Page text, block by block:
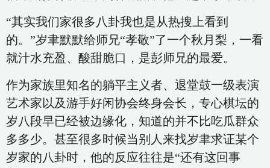
“其实我们家很多八卦我也是从热搜上看到
的。”岁聿默默给师兄“孝敬”了一个秋月梨，一看
就汁水充盈、酸甜脆口，是彭师兄的最爱。
作为家族里知名的躺平主义者、退堂鼓一级表演
艺术家以及游手好闲协会终身会长，专心棋坛的
岁八段早已经被边缘化，知道的并不比吃瓜群众
多多少。甚至很多时候当别人来找岁聿求证某个
岁家的八卦时，他的反应往往是“还有这回事